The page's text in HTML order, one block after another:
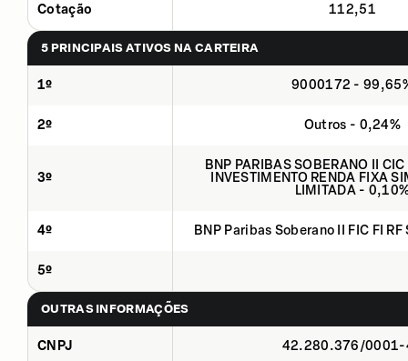
Cotação 112,51
5 PRINCIPAIS ATIVOS NA CARTEIRA
1º 9000172 -
2º Outros - 0,24%
3º
BNP PARIBAS SOBERANO II
INVESTIMENTO RENDA FIXA
LIMITADA -
4º BNP Paribas Soberano II FIC FI
5º
OUTRAS INFORMAÇÕES
CNPJ 42.280.376/0001-